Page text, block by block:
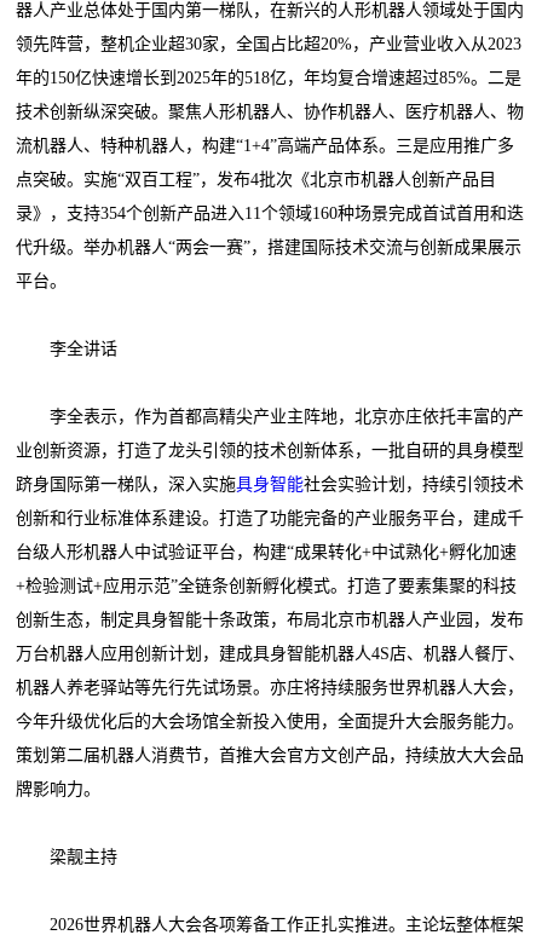
器人产业总体处于国内第一梯队，在新兴的人形机器人领域处于国内
领先阵营，整机企业超30家，全国占比超20%，产业营业收入从2023
年的150亿快速增长到2025年的518亿，年均复合增速超过85%。二是
技术创新纵深突破。聚焦人形机器人、协作机器人、医疗机器人、物
流机器人、特种机器人，构建“1+4”高端产品体系。三是应用推广多
点突破。实施“双百工程”，发布4批次《北京市机器人创新产品目
录》，支持354个创新产品进入11个领域160种场景完成首试首用和迭
代升级。举办机器人“两会一赛”，搭建国际技术交流与创新成果展示
平台。
李全讲话
李全表示，作为首都高精尖产业主阵地，北京亦庄依托丰富的产
业创新资源，打造了龙头引领的技术创新体系，一批自研的具身模型
跻身国际第一梯队，深入实施具身智能社会实验计划，持续引领技术
创新和行业标准体系建设。打造了功能完备的产业服务平台，建成千
台级人形机器人中试验证平台，构建“成果转化+中试熟化+孵化加速
+检验测试+应用示范”全链条创新孵化模式。打造了要素集聚的科技
创新生态，制定具身智能十条政策，布局北京市机器人产业园，发布
万台机器人应用创新计划，建成具身智能机器人4S店、机器人餐厅、
机器人养老驿站等先行先试场景。亦庄将持续服务世界机器人大会，
今年升级优化后的大会场馆全新投入使用，全面提升大会服务能力。
策划第二届机器人消费节，首推大会官方文创产品，持续放大大会品
牌影响力。
梁靓主持
2026世界机器人大会各项筹备工作正扎实推进。主论坛整体框架